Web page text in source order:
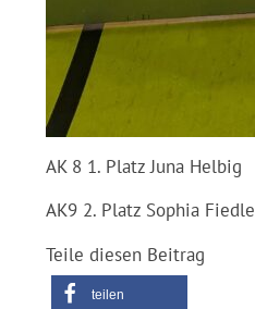
AK 8 1. Platz Juna Helbig
AK9 2. Platz Sophia
Teile diesen Beitrag
teilen